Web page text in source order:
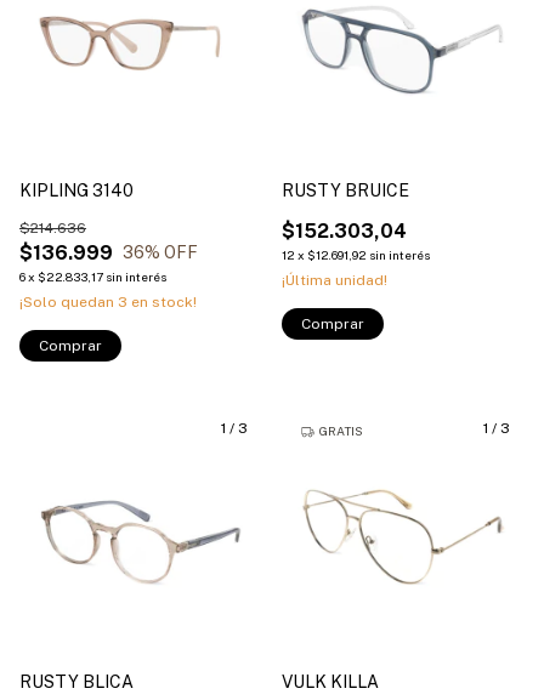
KIPLING 3140
$136.999
$214.636
36% OFF
6x $22.833,17 sin interés
¡Solo quedan 3 en stock!
Comprar
RUSTY BRUICE
$152.303,04
12 x $12.691,92 sin interés
¡Última unidad!
Comprar
1 / 3
RUSTY BLICA
1 / 3
GRATIS
VULK KILLA